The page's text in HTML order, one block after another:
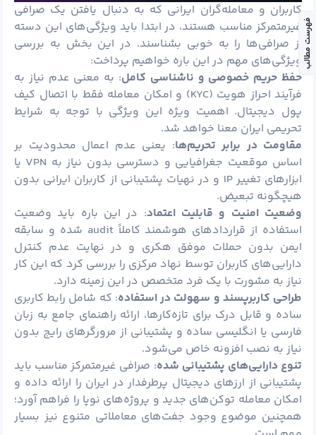
کاربران و معامله‌گران ایرانی که به دنبال یافتن یک صرافی
غیرمتمرکز مناسب هستند، در ابتدا باید ویژگی‌های این دسته
از صرافی‌ها را به خوبی بشناسند. در این بخش به بررسی
ویژگی‌های مهم در این باره خواهیم پرداخت:
حفظ حریم خصوصی و ناشناسی کامل: به معنی عدم نیاز به
فرآیند احراز هویت (KYC) و امکان معامله فقط با اتصال کیف
پول دیجیتال. اهمیت ویژه این ویژگی با توجه به شرایط
تحریمی ایران معنا خواهد شد.
مقاومت در برابر تحریم‌ها: یعنی عدم اعمال محدودیت بر
اساس موقعیت جغرافیایی و دسترسی بدون نیاز به VPN یا
ابزارهای تغییر IP و در نهیات پشتیبانی از کاربران ایرانی بدون
هیچگونه تبعیض.
وضعیت امنیت و قابلیت اعتماد: در این باره باید وضعیت
استفاده از قراردادهای هوشمند کاملاً audit شده و سابقه
ایمن بدون حملات موفق هکری و در نهایت عدم کنترل
دارایی‌های کاربران توسط نهاد مرکزی را بررسی کرد که این کار
نیاز به مشورت با یک فرد متخصص در این زمینه دارد.
طراحی کاربرپسند و سهولت در استفاده: که شامل رابط کاربری
ساده و قابل درک برای تازه‌کارها، ارائه راهنمای جامع به زبان
فارسی یا انگلیسی ساده و پشتیبانی از مرورگرهای رایج بدون
نیاز به نصب افزونه خاص می‌شود.
تنوع دارایی‌های پشتیبانی شده: صرافی غیرمتمرکز مناسب باید
پشتیبانی از ارزهای دیجیتال پرطرفدار در ایران را ارائه داده و
امکان معامله توکن‌های جدید و پروژه‌های نوپا را فراهم آورد؛
همچنین موضوع وجود جفت‌های معاملاتی متنوع نیز بسیار
فهرست مطالب